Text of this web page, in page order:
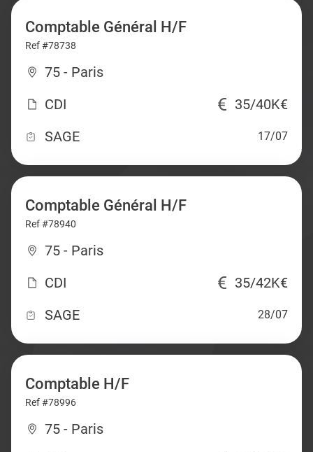
Comptable Général H/F
Ref #78738
75 - Paris
CDI
35/40K€
SAGE
17/07
Comptable Général H/F
Ref #78940
75 - Paris
CDI
35/42K€
SAGE
28/07
Comptable H/F
Ref #78996
75 - Paris